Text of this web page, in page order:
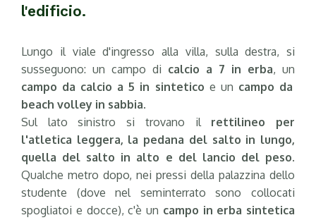
l'edificio.
Lungo il viale d'ingresso alla villa, sulla destra, si
susseguono: un campo di calcio a 7 in erba, un
campo da calcio a 5 in sintetico e un campo da
beach volley in sabbia.
Sul lato sinistro si trovano il rettilineo per
l'atletica leggera, la pedana del salto in lungo,
quella del salto in alto e del lancio del peso.
Qualche metro dopo, nei pressi della palazzina dello
studente (dove nel seminterrato sono collocati
spogliatoi e docce), c'è un campo in erba sintetica